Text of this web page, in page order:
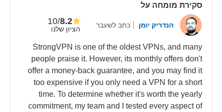
סקירת מומחה על
הנדריק יומן כתב לשעבר הציון שלנו
8.2
/10
StrongVPN is one of the oldest VPNs, and many
people praise it. However, its monthly offers don't
offer a money-back guarantee, and you may find it
too expensive if you only need a VPN for a short
time. To determine whether it's worth the yearly
commitment, my team and I tested every aspect of